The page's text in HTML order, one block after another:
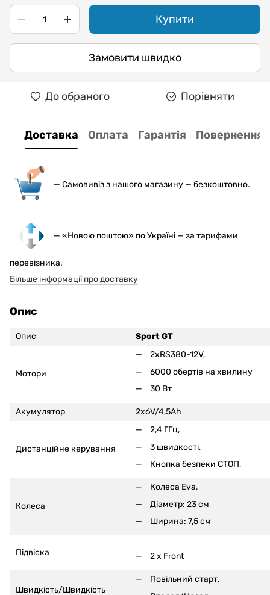
Купити
Замовити швидко
До обраного Порівняти
Доставка Оплата Гарантія Повернення
— Самовивіз з нашого магазину — безкоштовно.
— «Новою поштою» по Україні — за тарифами
перевізника.
Більше інформації про доставку
Опис
Опис Sport GT
Мотори
2xRS380-12V,
6000 обертів на хвилину
30 Вт
Акумулятор 2x6V/4,5Ah
Дистанційне керування
2,4 ГГц,
3 швидкості,
Кнопка безпеки СТОП,
Колеса
Колеса Eva,
Діаметр: 23 см
Ширина: 7,5 см
Підвіска 2 x Front
Швидкість/Швидкість
Повільний старт,